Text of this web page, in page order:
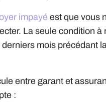
impayé est que vous
La seule condition
mois précédant
entre garant et
: